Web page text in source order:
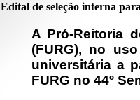
Edital de seleção interna
A Pró-Reitoria
(FURG), no
universitária a
FURG no 44º